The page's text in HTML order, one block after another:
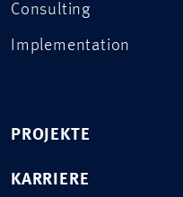
Consulting
Implementation
PROJEKTE
KARRIERE